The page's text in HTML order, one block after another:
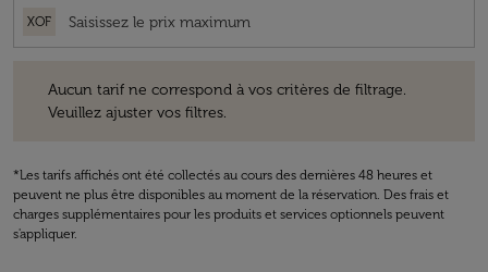
XOF
Aucun tarif ne correspond à vos critères de filtrage.
Veuillez ajuster vos filtres.
*Les tarifs affichés ont été collectés au cours des dernières 48 heures et
peuvent ne plus être disponibles au moment de la réservation. Des frais et
charges supplémentaires pour les produits et services optionnels peuvent
s'appliquer.